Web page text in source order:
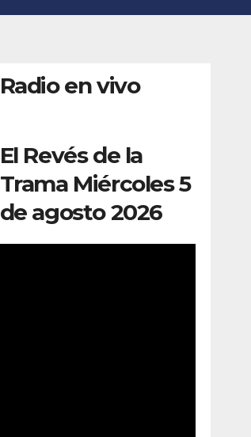
Radio en vivo
El Revés de la
Trama Miércoles 5
de agosto 2026